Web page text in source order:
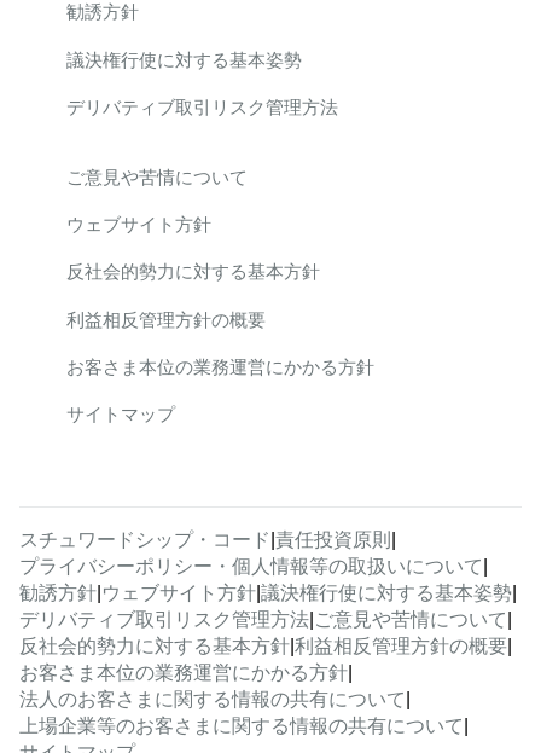
勧誘方針
議決権行使に対する基本姿勢
デリバティブ取引リスク管理方法
ご意見や苦情について
ウェブサイト方針
反社会的勢力に対する基本方針
利益相反管理方針の概要
お客さま本位の業務運営にかかる方針
サイトマップ
スチュワードシップ・コード 責任投資原則
プライバシーポリシー・個人情報等の取扱いについて
勧誘方針 ウェブサイト方針 議決権行使に対する基本姿勢
デリバティブ取引リスク管理方法 ご意見や苦情について
反社会的勢力に対する基本方針 利益相反管理方針の概要
お客さま本位の業務運営にかかる方針
法人のお客さまに関する情報の共有について
上場企業等のお客さまに関する情報の共有について